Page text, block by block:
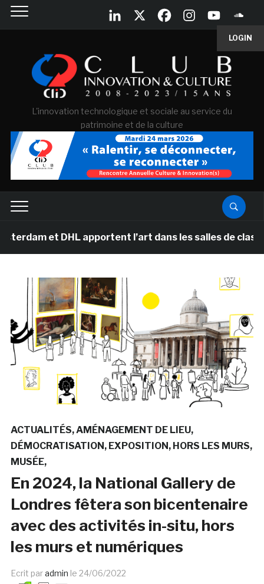
LOGIN
L'innovation technologique et sociale au service du
patrimoine et de la culture
et DHL apportent l’art dans les salles de classe des
ACTUALITÉS AMÉNAGEMENT DE LIEU
DÉMOCRATISATION EXPOSITION HORS LES MURS
MUSÉE
En 2024, la National Gallery de
Londres fêtera son bicentenaire
avec des activités in-situ, hors
les murs et numériques
Ecrit paradmin le 24/06/2022